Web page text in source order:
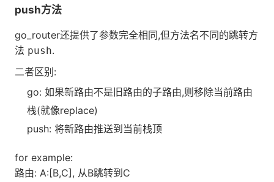
push方法
go_router还提供了参数完全相同,但方法名不同的跳转方
法 push.
二者区别:
go: 如果新路由不是旧路由的子路由,则移除当前路由
栈(就像replace)
push: 将新路由推送到当前栈顶
for example:
路由: A:[B,C], 从B跳转到C